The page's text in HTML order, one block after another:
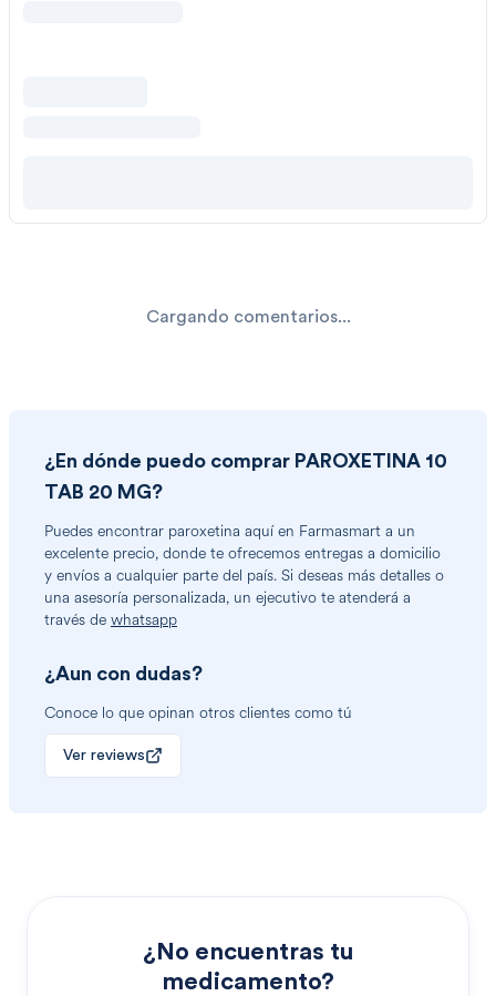
Cargando comentarios...
¿En dónde puedo comprar PAROXETINA 10
TAB 20 MG?
Puedes encontrar paroxetina aquí en Farmasmart a un
excelente precio, donde te ofrecemos entregas a domicilio
y envíos a cualquier parte del país. Si deseas más detalles o
una asesoría personalizada, un ejecutivo te atenderá a
través de whatsapp
¿Aun con dudas?
Conoce lo que opinan otros clientes como tú
Ver reviews
¿No encuentras tu
medicamento?